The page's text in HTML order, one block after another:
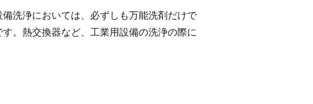
洗浄においては、必ずしも万能洗剤だけで
。熱交換器など、工業用設備の洗浄の際に